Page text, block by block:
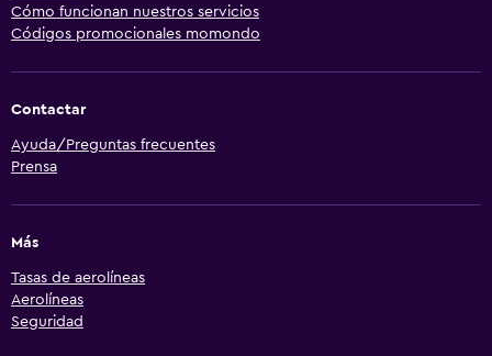
Cómo funcionan nuestros servicios
Códigos promocionales momondo
Contactar
Ayuda/Preguntas frecuentes
Prensa
Más
Tasas de aerolíneas
Aerolíneas
Seguridad